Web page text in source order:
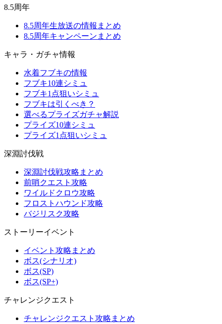
8.5周年
8.5周年生放送の情報まとめ
8.5周年キャンペーンまとめ
キャラ・ガチャ情報
水着フブキの情報
フブキ10連シミュ
フブキ1点狙いシミュ
フブキは引くべき？
選べるプライズガチャ解説
プライズ10連シミュ
プライズ1点狙いシミュ
深淵討伐戦
深淵討伐戦攻略まとめ
前哨クエスト攻略
ワイルドクロウ攻略
フロストハウンド攻略
バジリスク攻略
ストーリーイベント
イベント攻略まとめ
ボス(シナリオ)
ボス(SP)
ボス(SP+)
チャレンジクエスト
チャレンジクエスト攻略まとめ